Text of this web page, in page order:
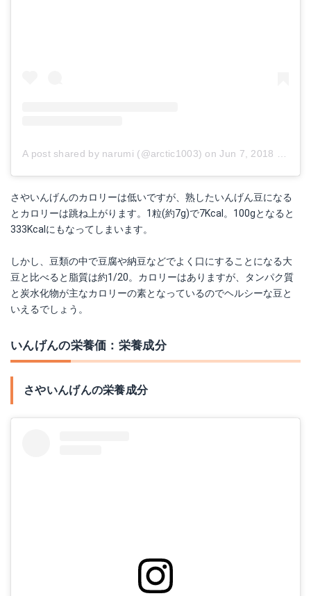
A post shared by narumi (@arctic1003) onJun 7, 2018 at 7:11am PDT
さやいんげんのカロリーは低いですが、熟したいんげん豆になる
とカロリーは跳ね上がります。1粒(約7g)で7Kcal。100gとなると
333Kcalにもなってしまいます。
しかし、豆類の中で豆腐や納豆などでよく口にすることになる大
豆と比べると脂質は約1/20。カロリーはありますが、タンパク質
と炭水化物が主なカロリーの素となっているのでヘルシーな豆と
いえるでしょう。
いんげんの栄養価：栄養成分
さやいんげんの栄養成分